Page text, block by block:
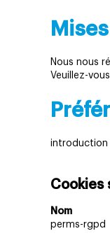
Nous nous
Veuillez-
introduction
Cookies
Nom
perms-rgpd